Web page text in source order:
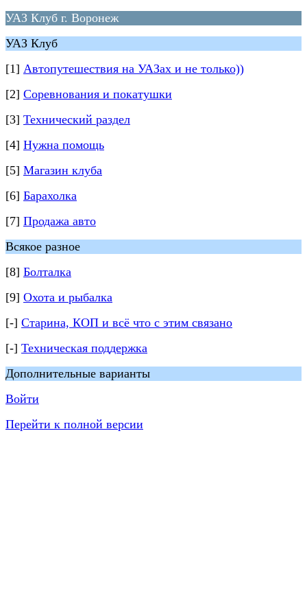
УАЗ Клуб г. Воронеж
УАЗ Клуб
[1] Автопутешествия на УАЗах и не только))
[2] Соревнования и покатушки
[3] Технический раздел
[4] Нужна помощь
[5] Магазин клуба
[6] Барахолка
[7] Продажа авто
Всякое разное
[8] Болталка
[9] Охота и рыбалка
[-] Старина, КОП и всё что с этим связано
[-] Техническая поддержка
Дополнительные варианты
Войти
Перейти к полной версии